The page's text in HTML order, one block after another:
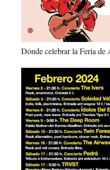
Dónde celebrar la Feria